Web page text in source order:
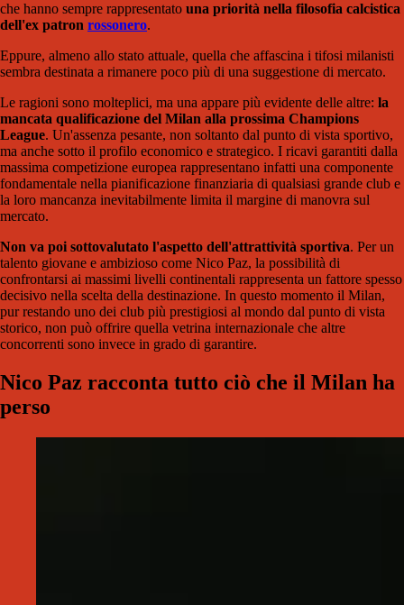
che hanno sempre rappresentato una priorità nella filosofia calcistica
dell'ex patron rossonero.
Eppure, almeno allo stato attuale, quella che affascina i tifosi milanisti
sembra destinata a rimanere poco più di una suggestione di mercato.
Le ragioni sono molteplici, ma una appare più evidente delle altre: la
mancata qualificazione del Milan alla prossima Champions
League. Un'assenza pesante, non soltanto dal punto di vista sportivo,
ma anche sotto il profilo economico e strategico. I ricavi garantiti dalla
massima competizione europea rappresentano infatti una componente
fondamentale nella pianificazione finanziaria di qualsiasi grande club e
la loro mancanza inevitabilmente limita il margine di manovra sul
mercato.
Non va poi sottovalutato l'aspetto dell'attrattività sportiva. Per un
talento giovane e ambizioso come Nico Paz, la possibilità di
confrontarsi ai massimi livelli continentali rappresenta un fattore spesso
decisivo nella scelta della destinazione. In questo momento il Milan,
pur restando uno dei club più prestigiosi al mondo dal punto di vista
storico, non può offrire quella vetrina internazionale che altre
concorrenti sono invece in grado di garantire.
Nico Paz racconta tutto ciò che il Milan ha
perso